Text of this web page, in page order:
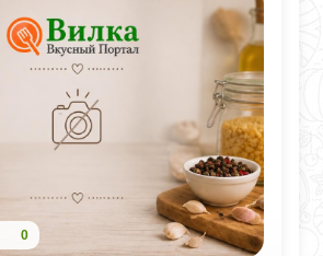
правильный вкус и не
Пьется очень легко
изнутри.
0